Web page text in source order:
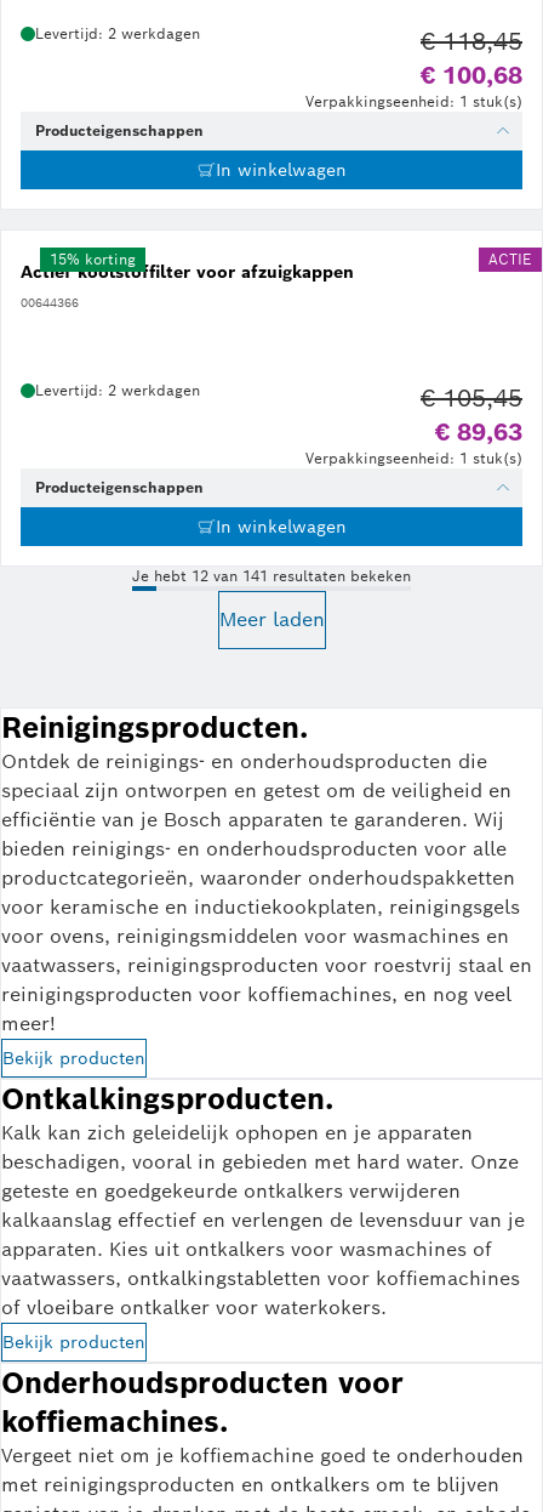
Levertijd: 2 werkdagen
€ 100,68
€ 118,45
Verpakkingseenheid: 1 stuk(s)
Producteigenschappen
In winkelwagen
Actief koolstoffilter voor afzuigkappen
00644366
15% korting ACTIE
Levertijd: 2 werkdagen
€ 89,63
€ 105,45
Verpakkingseenheid: 1 stuk(s)
Producteigenschappen
In winkelwagen
Je hebt 12 van 141 resultaten bekeken
Meer laden
Reinigingsproducten.
Ontdek de reinigings- en onderhoudsproducten die
speciaal zijn ontworpen en getest om de veiligheid en
efficiëntie van je Bosch apparaten te garanderen. Wij
bieden reinigings- en onderhoudsproducten voor alle
productcategorieën, waaronder onderhoudspakketten
voor keramische en inductiekookplaten, reinigingsgels
voor ovens, reinigingsmiddelen voor wasmachines en
vaatwassers, reinigingsproducten voor roestvrij staal en
reinigingsproducten voor koffiemachines, en nog veel
meer!
Bekijk producten
Ontkalkingsproducten.
Kalk kan zich geleidelijk ophopen en je apparaten
beschadigen, vooral in gebieden met hard water. Onze
geteste en goedgekeurde ontkalkers verwijderen
kalkaanslag effectief en verlengen de levensduur van je
apparaten. Kies uit ontkalkers voor wasmachines of
vaatwassers, ontkalkingstabletten voor koffiemachines
of vloeibare ontkalker voor waterkokers.
Bekijk producten
Onderhoudsproducten voor
koffiemachines.
Vergeet niet om je koffiemachine goed te onderhouden
met reinigingsproducten en ontkalkers om te blijven